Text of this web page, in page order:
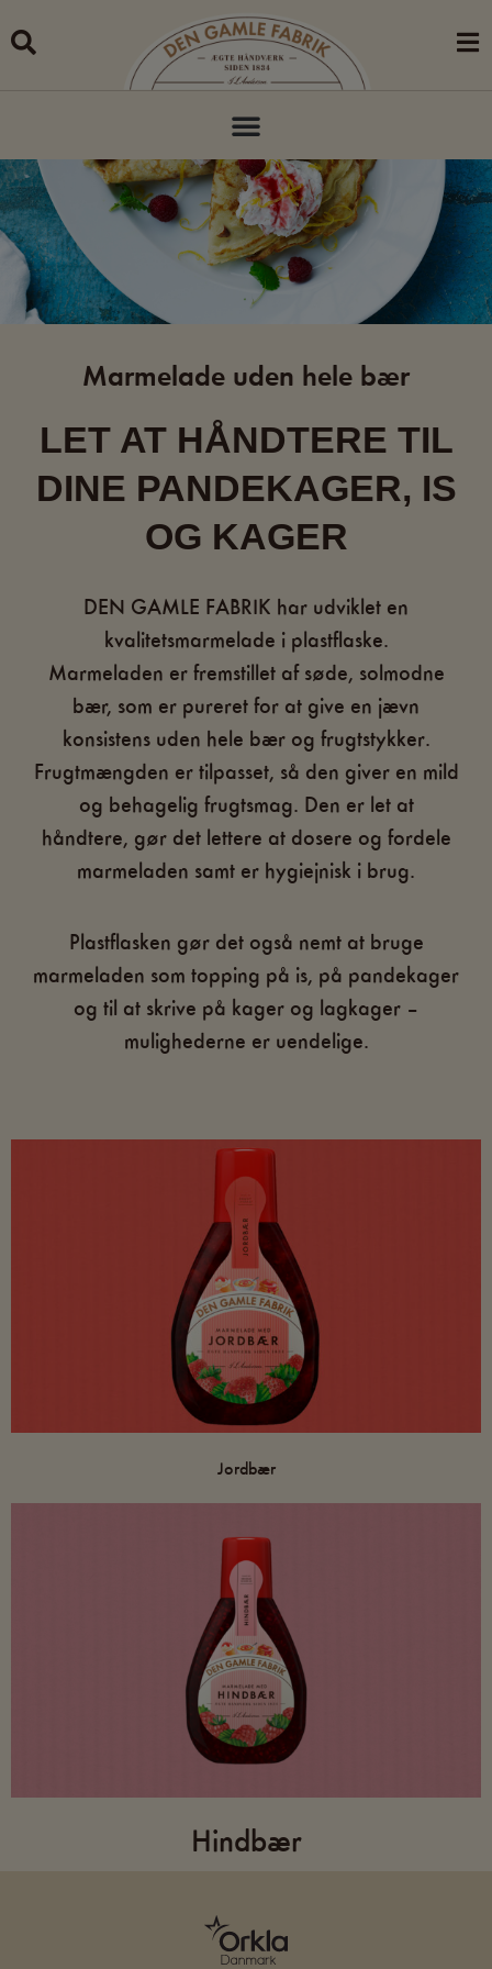
to
Marmelade uden hele bær
LET AT HÅNDTERE TIL
DINE PANDEKAGER, IS
OG KAGER
DEN GAMLE FABRIK har udviklet en
kvalitetsmarmelade i plastflaske.
Marmeladen er fremstillet af søde, solmodne
bær, som er pureret for at give en jævn
konsistens uden hele bær og frugtstykker.
Frugtmængden er tilpasset, så den giver en mild
og behagelig frugtsmag. Den er let at
håndtere, gør det lettere at dosere og fordele
marmeladen samt er hygiejnisk i brug.
Plastflasken gør det også nemt at bruge
marmeladen som topping på is, på pandekager
og til at skrive på kager og lagkager –
mulighederne er uendelige.
Jordbær
Hindbær